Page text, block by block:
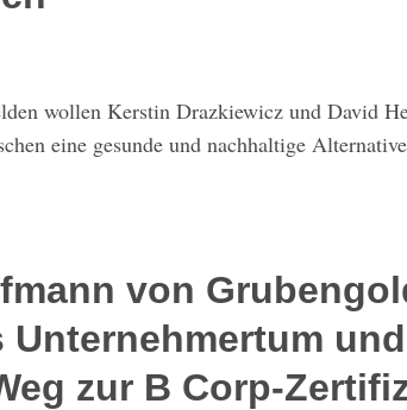
wollen Kerstin Drazkiewicz und David
eine gesunde und nachhaltige
von
zur B Corp-